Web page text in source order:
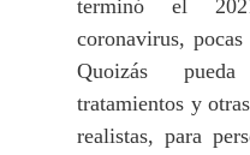
terminó el
coronavirus, pocas
Quoizás
tratamientos y
realistas, para